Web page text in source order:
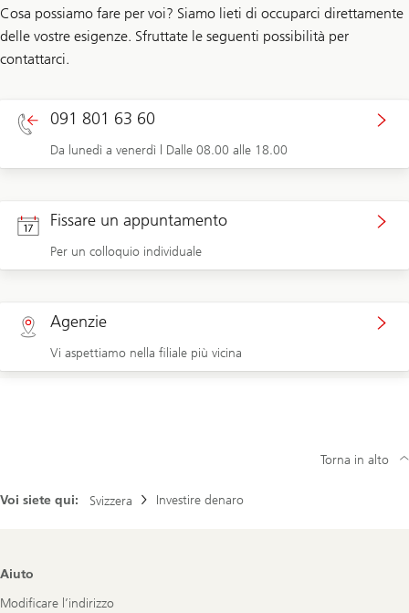
Cosa possiamo fare per voi? Siamo lieti di occuparci direttamente
delle vostre esigenze. Sfruttate le seguenti possibilità per
contattarci.
091 801 63 60
Da lunedì a venerdì | Dalle 08.00 alle 18.00
Fissare un appuntamento
Per un colloquio individuale
Agenzie
Vi aspettiamo nella filiale più vicina
Voi siete qui: Svizzera Investire denaro
Torna in alto
Footer
Aiuto
Modificare l’indirizzo